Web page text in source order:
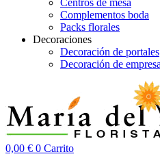
Centros de mesa
Complementos boda
Packs florales
Decoraciones
Decoración de portales
Decoración de
0,00 € 0 Carrito